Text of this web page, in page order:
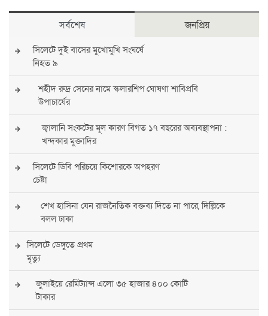
সর্বশেষ জনপ্রিয়
সিলেটে দুই বাসের মুখোমুখি সংঘর্ষে
নিহত ৯
শহীদ রুদ্র সেনের নামে স্কলারশিপ ঘোষণা শাবিপ্রবি
উপাচার্যের
জ্বালানি সংকটের মূল কারণ বিগত ১৭ বছরের অব্যবস্থাপনা :
খন্দকার মুক্তাদির
সিলেটে ডিবি পরিচয়ে কিশোরকে অপহরণ
চেষ্টা
শেখ হাসিনা যেন রাজনৈতিক বক্তব্য দিতে না পারে, দিল্লিকে
বলল ঢাকা
সিলেটে ডেঙ্গুতে প্রথম
মৃত্যু
জুলাইয়ে রেমিট্যান্স এলো ৩৫ হাজার ৪০০ কোটি
টাকার